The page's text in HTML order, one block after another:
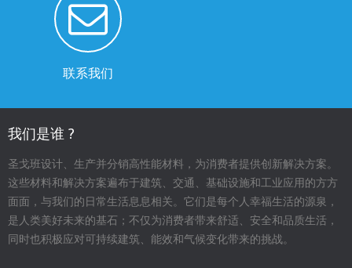
联系我们
我们是谁 ?
圣戈班设计、生产并分销高性能材料，为消费者提供创新解决方案。
这些材料和解决方案遍布于建筑、交通、基础设施和工业应用的方方
面面，与我们的日常生活息息相关。它们是每个人幸福生活的源泉，
是人类美好未来的基石；不仅为消费者带来舒适、安全和品质生活，
同时也积极应对可持续建筑、能效和气候变化带来的挑战。